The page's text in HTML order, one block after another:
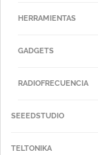
HERRAMIENTAS
GADGETS
RADIOFRECUENCIA
SEEEDSTUDIO
TELTONIKA